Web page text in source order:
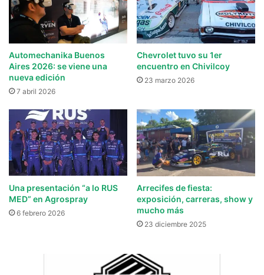
Automechanika Buenos
Aires 2026: se viene una
nueva edición
7 abril 2026
Chevrolet tuvo su 1er
encuentro en Chivilcoy
23 marzo 2026
Una presentación “a lo RUS
MED” en Agrospray
6 febrero 2026
Arrecifes de fiesta:
exposición, carreras, show y
mucho más
23 diciembre 2025